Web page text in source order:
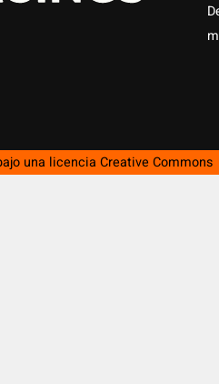
una licencia Creative Commons